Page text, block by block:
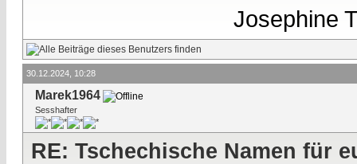
Josephine
30.12.2024, 10:28
Marek1964
Sesshafter
RE: Tschechische Namen für